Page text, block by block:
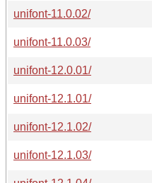
unifont-11.0.02/
unifont-11.0.03/
unifont-12.0.01/
unifont-12.1.01/
unifont-12.1.02/
unifont-12.1.03/